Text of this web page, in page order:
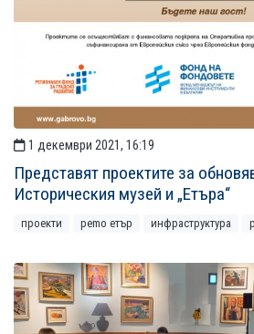
1 декември 2021, 16:19
Представят проектите за
Историческия музей и „Етъра“
проекти рemo етър инфраструктура